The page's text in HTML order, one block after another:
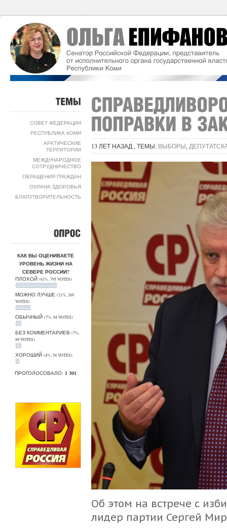
СОВЕТ ФЕДЕРАЦИИ
РЕСПУБЛИКА КОМИ
АРКТИЧЕСКИЕ
ТЕРРИТОРИИ
МЕЖДУНАРОДНОЕ
СОТРУДНИЧЕСТВО
ОБРАЩЕНИЯ ГРАЖДАН
ОХРАНА ЗДОРОВЬЯ
БЛАГОТВОРИТЕЛЬНОСТЬ
КАК ВЫ ОЦЕНИВАЕТЕ
УРОВЕНЬ ЖИЗНИ НА
СЕВЕРЕ РОССИИ?
ПЛОХОЙ (61%, 795 VOTES)
МОЖНО ЛУЧШЕ (21%, 269
VOTES)
ОБЫЧНЫЙ (7%, 94 VOTES)
БЕЗ КОММЕНТАРИЕВ (7%,
89 VOTES)
ХОРОШИЙ (4%, 54 VOTES)
ПРОГОЛОСОВАЛО: 1 301
13 ЛЕТ НАЗАД , ТЕМЫ: ВЫБОРЫ,
Об этом на встрече с
лидер партии Сергей